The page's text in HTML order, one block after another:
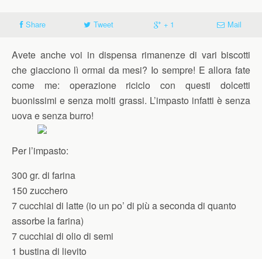
Share Tweet + 1 Mail
Avete anche voi in dispensa rimanenze di vari biscotti
che giacciono lì ormai da mesi? Io sempre! E allora fate
come me: operazione riciclo con questi dolcetti
buonissimi e senza molti grassi. L’impasto infatti è senza
uova e senza burro!
Per l’impasto:
300 gr. di farina
150 zucchero
7 cucchiai di latte (io un po’ di più a seconda di quanto
assorbe la farina)
7 cucchiai di olio di semi
1 bustina di lievito